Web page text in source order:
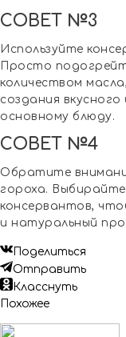
СОВЕТ №3
Используйте
Просто
количеством
создания
основному блюду.
СОВЕТ №4
Обратите
гороха.
консервантов,
и натуральный
Поделиться
Отправить
Класснуть
Похожее